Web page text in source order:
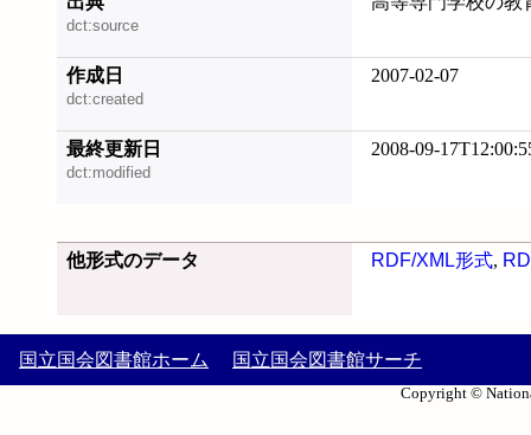
dct:source
作成日
dct:created
2007-02-07
最終更新日
dct:modified
2008-09-
他形式のデータ RDF/XML形式,
国立国会図書館ホーム 国立国会図書館サーチ
Copyright ©